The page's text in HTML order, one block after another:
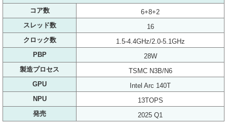
コア数
6+8+2
スレッド数
16
クロック数
1.5-4.4GHz/2.0-5.1GHz
PBP
28W
製造プロセス
TSMC N3B/N6
GPU
Intel Arc 140T
NPU
13TOPS
発売
2025 Q1